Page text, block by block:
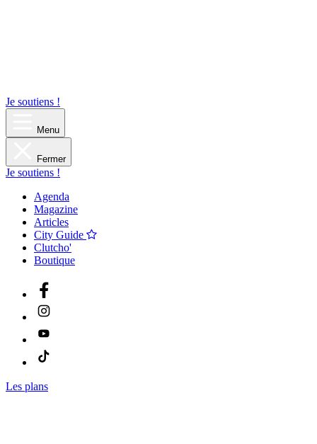
Je soutiens !
Menu
Fermer
Je soutiens !
Agenda
Magazine
Articles
City Guide
Clutcho'
Boutique
Les plans